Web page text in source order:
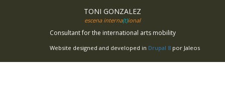
TONI GONZALEZ
escena interna(t)ional
Consultant for the international arts mobility
Website designed and developed in Drupal 8 por Jaleos